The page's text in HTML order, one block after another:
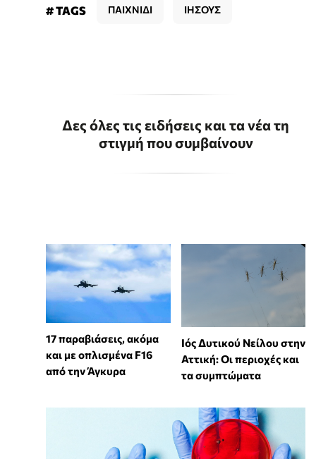
# TAGS ΠΑΙΧΝΙΔΙ ΙΗΣΟΥΣ
Δες όλες τις ειδήσεις και τα νέα τη
στιγμή που συμβαίνουν
17 παραβιάσεις, ακόμα
και με οπλισμένα F16
από την Άγκυρα
Ιός Δυτικού Νείλου στην
Αττική: Οι περιοχές και
τα συμπτώματα